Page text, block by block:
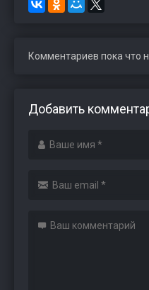
Комментариев пока что
Добавить